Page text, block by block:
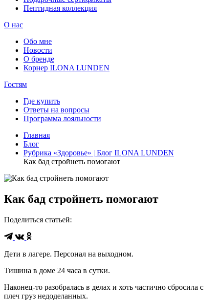
Пептидная коллекция
О нас
Обо мне
Новости
О бренде
Корнер ILONA LUNDEN
Гостям
Где купить
Ответы на вопросы
Программа лояльности
Главная
Блог
Рубрика «Здоровье» | Блог ILONA LUNDEN
Как бад стройнеть помогают
Как бад стройнеть помогают
Поделиться статьей:
Дети в лагере. Персонал на выходном.
Тишина в доме 24 часа в сутки.
Наконец-то разобралась в делах и хоть частично сбросила с
плеч груз недоделанных.